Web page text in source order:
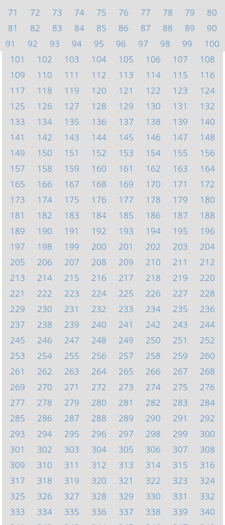
71
72 73 74 75 76 77 78 79
80
81
82 83 84 85 86 87 88 89
90
91
92 93 94 95 96 97 98 99
100
101
102 103 104 105 106 107
108
109
110 111 112 113 114 115
116
117
118 119 120 121 122 123
124
125
126 127 128 129 130 131
132
133
134 135 136 137 138 139
140
141
142 143 144 145 146 147
148
149
150 151 152 153 154 155
156
157
158 159 160 161 162 163
164
165
166 167 168 169 170 171
172
173
174 175 176 177 178 179
180
181
182 183 184 185 186 187
188
189
190 191 192 193 194 195
196
197
198 199 200 201 202 203
204
205
206 207 208 209 210 211
212
213
214 215 216 217 218 219
220
221
222 223 224 225 226 227
228
229
230 231 232 233 234 235
236
237
238 239 240 241 242 243
244
245
246 247 248 249 250 251
252
253
254 255 256 257 258 259
260
261
262 263 264 265 266 267
268
269
270 271 272 273 274 275
276
277
278 279 280 281 282 283
284
285
286 287 288 289 290 291
292
293
294 295 296 297 298 299
300
301
302 303 304 305 306 307
308
309
310 311 312 313 314 315
316
317
318 319 320 321 322 323
324
325
326 327 328 329 330 331
332
333
334 335 336 337 338 339
340